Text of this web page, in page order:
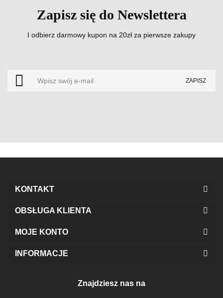
Zapisz się do Newslettera
I odbierz darmowy kupon na 20zł za pierwsze zakupy
KONTAKT
OBSŁUGA KLIENTA
MOJE KONTO
INFORMACJE
Znajdziesz nas na